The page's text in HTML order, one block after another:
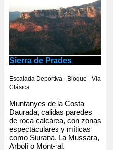
Sierra de Prades
Escalada Deportiva - Bloque - Vía
Clásica
Muntanyes de la Costa
Daurada, calidas paredes
de roca calcárea, con zonas
espectaculares y míticas
como Siurana, La Mussara,
Arbolí o Mont-ral.